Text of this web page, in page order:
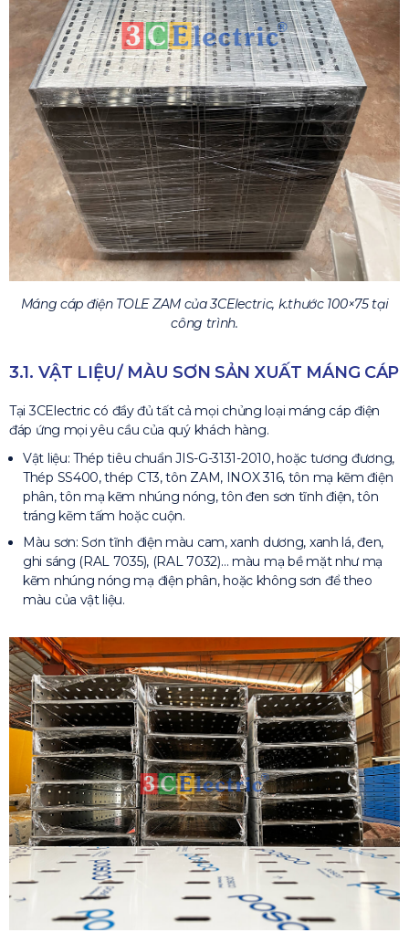
Máng cáp điện TOLE ZAM của 3CElectric, k.thước 100×75 tại
công trình.
3.1. VẬT LIỆU/ MÀU SƠN SẢN XUẤT MÁNG CÁP
Tại 3CElectric có đầy đủ tất cả mọi chủng loại máng cáp điện
đáp ứng mọi yêu cầu của quý khách hàng.
Vật liệu: Thép tiêu chuẩn JIS-G-3131-2010, hoặc tương đương,
Thép SS400, thép CT3, tôn ZAM, INOX 316, tôn mạ kẽm điện
phân, tôn mạ kẽm nhúng nóng, tôn đen sơn tĩnh điện, tôn
tráng kẽm tấm hoặc cuộn.
Màu sơn: Sơn tĩnh điện màu cam, xanh dương, xanh lá, đen,
ghi sáng (RAL 7035), (RAL 7032)… màu mạ bề mặt như mạ
kẽm nhúng nóng mạ điện phân, hoặc không sơn để theo
màu của vật liệu.